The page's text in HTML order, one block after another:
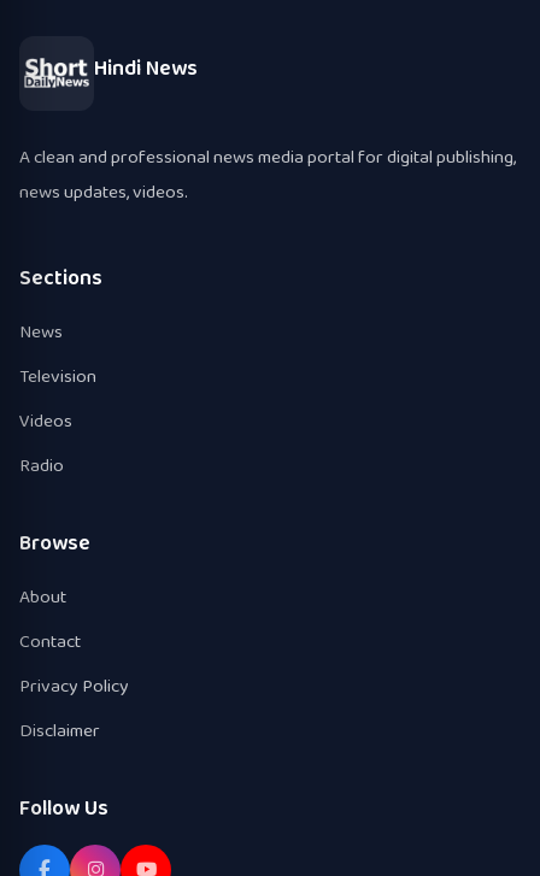
Hindi News
A clean and professional news media portal for digital publishing,
news updates, videos.
Sections
News
Television
Videos
Radio
Browse
About
Contact
Privacy Policy
Disclaimer
Follow Us